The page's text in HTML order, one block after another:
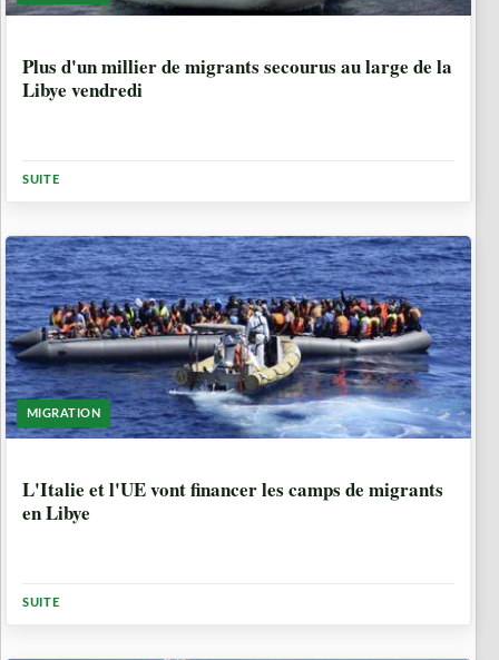
Plus d'un millier de migrants secourus au large de la
Libye vendredi
SUITE
MIGRATION
L'Italie et l'UE vont financer les camps de migrants
en Libye
SUITE